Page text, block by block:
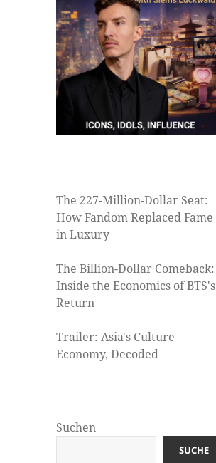
The 227-Million-Dollar Seat:
How Fandom Replaced Fame
in Luxury
The Billion-Dollar Comeback:
Inside the Economics of BTS's
Return
Trailer: Asia's Culture
Economy, Decoded
Suchen
SUCHE